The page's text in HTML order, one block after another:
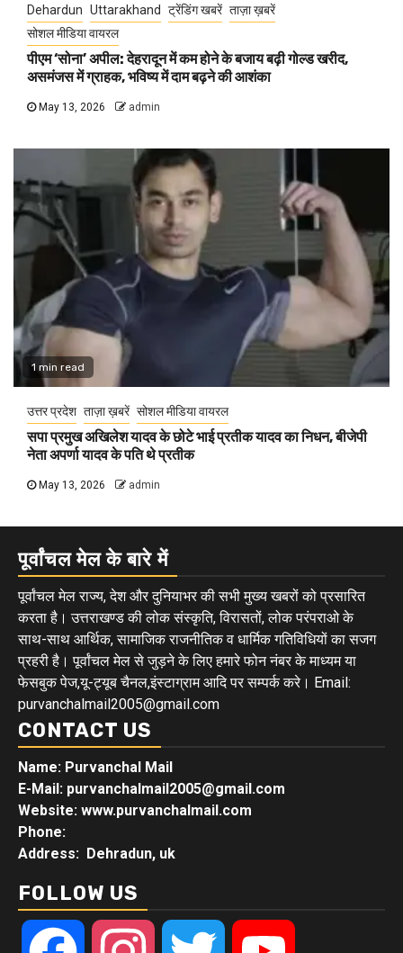
Dehardun Uttarakhand ट्रेंडिंग खबरें ताज़ा ख़बरें
सोशल मीडिया वायरल
पीएम ‘सोना’ अपील: देहरादून में कम होने के बजाय बढ़ी गोल्ड खरीद,
असमंजस में ग्राहक, भविष्य में दाम बढ़ने की आशंका
May 13, 2026 admin
1 min read
उत्तर प्रदेश ताज़ा ख़बरें सोशल मीडिया वायरल
सपा प्रमुख अखिलेश यादव के छोटे भाई प्रतीक यादव का निधन, बीजेपी
नेता अपर्णा यादव के पति थे प्रतीक
May 13, 2026 admin
पूर्वांचल मेल के बारे में
पूर्वांचल मेल राज्य, देश और दुनियाभर की सभी मुख्य खबरों को प्रसारित
करता है। उत्तराखण्ड की लोक संस्कृति, विरासतों, लोक परंपराओ के
साथ-साथ आर्थिक, सामाजिक राजनीतिक व धार्मिक गतिविधियों का सजग
प्रहरी है। पूर्वांचल मेल से जुड़ने के लिए हमारे फोन नंबर के माध्यम या
फेसबुक पेज,यू-ट्यूब चैनल,इंस्टाग्राम आदि पर सम्पर्क करे। Email:
purvanchalmail2005@gmail.com
CONTACT US
Name: Purvanchal Mail
E-Mail: purvanchalmail2005@gmail.com
Website: www.purvanchalmail.com
Phone:
Address: Dehradun, uk
FOLLOW US